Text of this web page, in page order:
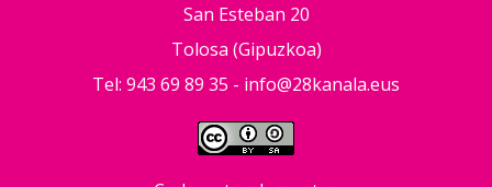
San Esteban 20
Tolosa (Gipuzkoa)
Tel: 943 69 89 35 - info@28kanala.eus